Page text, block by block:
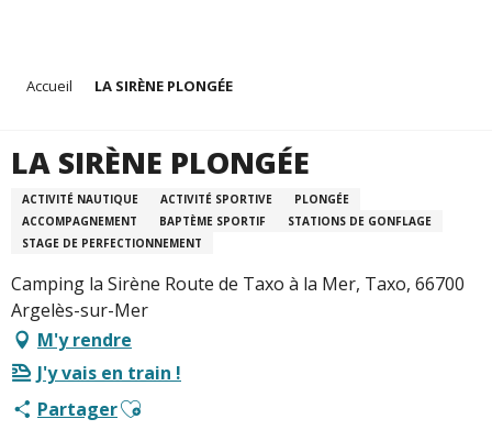
principal
Accueil LA SIRÈNE PLONGÉE
LA SIRÈNE PLONGÉE
ACTIVITÉ NAUTIQUE ACTIVITÉ SPORTIVE
PLONGÉE
ACCOMPAGNEMENT
BAPTÈME SPORTIF
STATIONS DE GONFLAGE
STAGE DE PERFECTIONNEMENT
Camping la Sirène Route de Taxo à la Mer, Taxo, 66700
Argelès-sur-Mer
M'y rendre
J'y vais en train !
PartagerAjouter aux favoris